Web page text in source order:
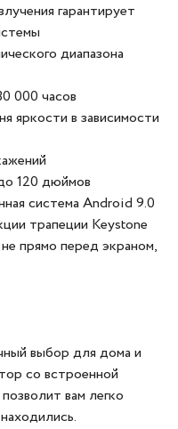
гарантирует
диапазона
000 часов
яркости в зависимости
120 дюймов
система Android 9.0
трапеции Keystone
прямо перед экраном,
выбор для дома и
со встроенной
вам легко